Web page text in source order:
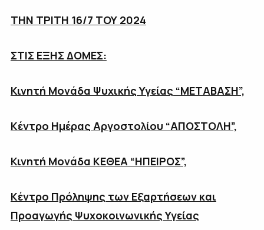
ΤΗΝ ΤΡΙΤΗ 16/7 ΤΟΥ 2024
ΣΤΙΣ ΕΞΗΣ ΔΟΜΕΣ:
Κινητή Μονάδα Ψυχικής Υγείας “ΜΕΤΑΒΑΣΗ”,
Κέντρο Ημέρας Αργοστολίου “ΑΠΟΣΤΟΛΗ”,
Κινητή Μονάδα ΚΕΘΕΑ “ΗΠΕΙΡΟΣ”,
Κέντρο Πρόληψης των Εξαρτήσεων και
Προαγωγής Ψυχοκοινωνικής Υγείας